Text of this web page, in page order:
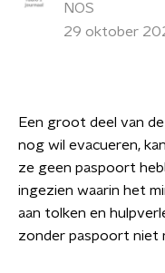
NOS
29 oktober
Een groot deel van
nog wil evacueren,
ze geen paspoort
ingezien waarin het
aan tolken en
zonder paspoort niet